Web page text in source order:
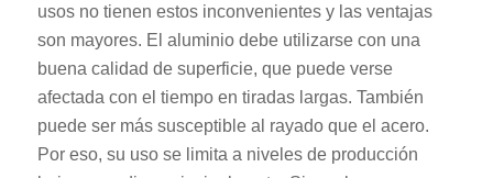
usos no tienen estos inconvenientes y las ventajas
son mayores. El aluminio debe utilizarse con una
buena calidad de superficie, que puede verse
afectada con el tiempo en tiradas largas. También
puede ser más susceptible al rayado que el acero.
Por eso, su uso se limita a niveles de producción